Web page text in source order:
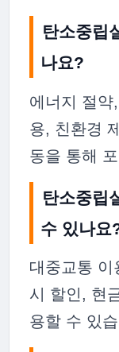
탄소중립
나요?
에너지 절
용, 친환경
동을 통해
탄소중립
수 있나요
대중교통 이
시 할인, 현
용할 수 있